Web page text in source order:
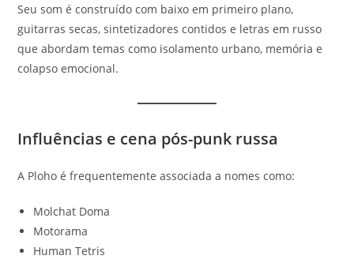
Seu som é construído com baixo em primeiro plano,
guitarras secas, sintetizadores contidos e letras em russo
que abordam temas como isolamento urbano, memória e
colapso emocional.
Influências e cena pós-punk russa
A Ploho é frequentemente associada a nomes como:
Molchat Doma
Motorama
Human Tetris